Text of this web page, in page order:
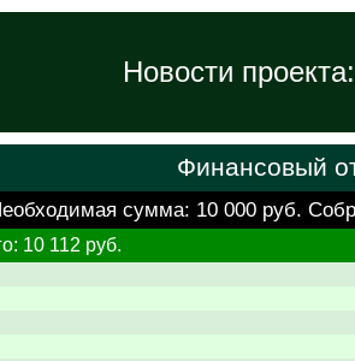
Новости проекта:
Финансовый
сумма: 10 000 руб.
10 112 руб.